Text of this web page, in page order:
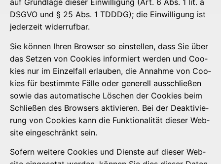
auf Grund­la­ge die­ser Ein­wil­li­gung (Art. 6 Abs. 1 lit. a
DSGVO und § 25 Abs. 1 TDDDG); die Ein­wil­li­gung ist
jeder­zeit widerrufbar.
Sie kön­nen Ihren Brow­ser so ein­stel­len, dass Sie über
das Set­zen von Coo­kies infor­miert wer­den und Coo­
kies nur im Ein­zel­fall erlau­ben, die Annah­me von Coo­
kies für bestimm­te Fäl­le oder gene­rell aus­schlie­ßen
sowie das auto­ma­ti­sche Löschen der Coo­kies beim
Schlie­ßen des Brow­sers akti­vie­ren. Bei der Deak­ti­vie­
rung von Coo­kies kann die Funk­tio­na­li­tät die­ser Web­
site ein­ge­schränkt sein.
Sofern wei­te­re Coo­kies und Diens­te auf die­ser Web­